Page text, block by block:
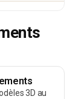
3D au